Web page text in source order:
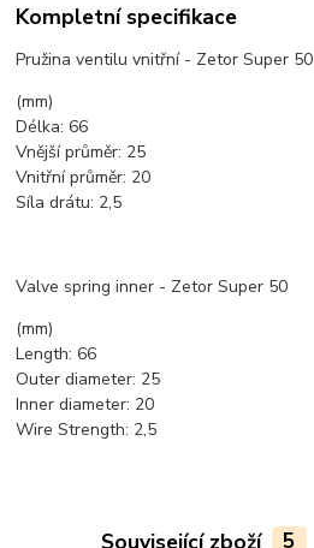
Kompletní specifikace
Pružina ventilu vnitřní - Zetor Super 50
(mm)
Délka: 66
Vnější průměr: 25
Vnitřní průměr: 20
Síla drátu: 2,5
Valve spring inner - Zetor Super 50
(mm)
Length: 66
Outer diameter: 25
Inner diameter: 20
Wire Strength: 2,5
Související zboží 5